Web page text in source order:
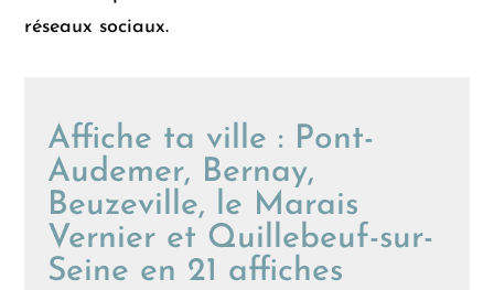
réseaux sociaux.
Affiche ta ville : Pont-
Audemer, Bernay,
Beuzeville, le Marais
Vernier et Quillebeuf-sur-
Seine en 21 affiches